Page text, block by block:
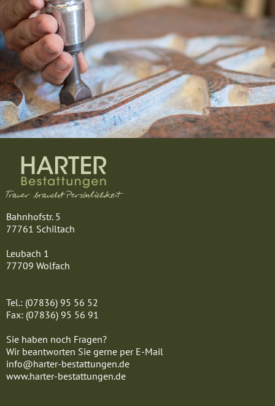
Bahnhofstr. 5
77761 Schiltach
Leubach 1
77709 Wolfach
Tel.: (07836) 95 56 52
Fax: (07836) 95 56 91
Sie haben noch Fragen?
Wir beantworten Sie gerne per E-Mail
info@harter-bestattungen.de
www.harter-bestattungen.de